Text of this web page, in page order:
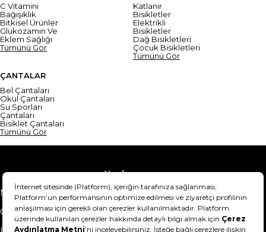
C Vitamini
Bağışıklık
Bitkisel Ürünler
Glukozamin Ve
Eklem Sağlığı
Tümünü Gör
Katlanır
Bisikletler
Elektrikli
Bisikletler
Dağ Bisikletleri
Çocuk Bisikletleri
Tümünü Gör
ÇANTALAR
Bel Çantaları
Okul Çantaları
Su Sporları
Çantaları
Bisiklet Çantaları
Tümünü Gör
Yardım
Mesafeli Satış Sözleşmesi
Teslimat Bilgisi
Gizlilik Sözleşmesi
Şartlar & Koşullar